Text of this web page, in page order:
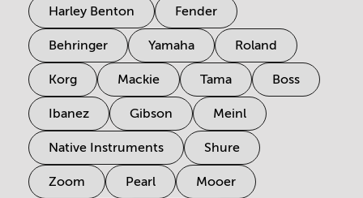
Harley Benton Fender
Behringer Yamaha Roland
Korg Mackie Tama Boss
Ibanez Gibson Meinl
Native Instruments Shure
Zoom Pearl Mooer